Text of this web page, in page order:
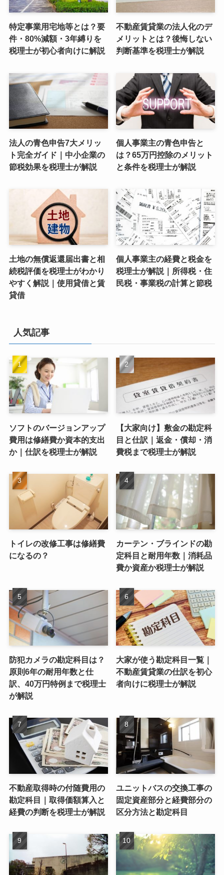
特定事業用宅地等とは？要
件・80%減額・3年縛りを
税理士が初心者向けに解説
不動産賃貸業の法人化のデ
メリットとは？後悔しない
判断基準を税理士が解説
法人の青色申告7大メリッ
ト完全ガイド｜中小企業の
節税効果を税理士が解説
個人事業主の青色申告と
は？65万円控除のメリット
と条件を税理士が解説
土地の無償返還届出書と相
続税評価を税理士がわかり
やすく解説｜使用貸借と賃
貸借
個人事業主の経費と税金を
税理士が解説｜所得税・住
民税・事業税の計算と節税
人気記事
ソフトのバージョンアップ
費用は修繕費か資本的支出
か｜仕訳を税理士が解説
【大家向け】敷金の勘定科
目と仕訳｜返金・償却・消
費税まで税理士が解説
トイレの改修工事は修繕費
になるの？
カーテン・ブラインドの勘
定科目と耐用年数｜消耗品
費か資産か税理士が解説
防犯カメラの勘定科目は？
原則6年の耐用年数と仕
訳、40万円特例まで税理士
が解説
大家が使う勘定科目一覧｜
不動産賃貸業の仕訳を初心
者向けに税理士が解説
不動産取得時の付随費用の
勘定科目｜取得価額算入と
経費の判断を税理士が解説
ユニットバスの交換工事の
固定資産部分と経費部分の
区分方法と勘定科目